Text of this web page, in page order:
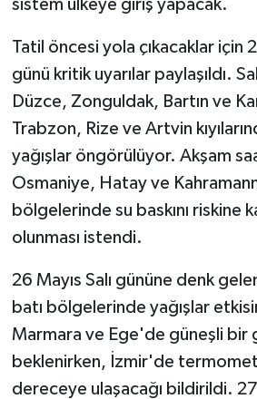
sistem ülkeye giriş yapacak.
Tatil öncesi yola çıkacaklar için
günü kritik uyarılar paylaşıldı.
Düzce, Zonguldak, Bartın ve
Trabzon, Rize ve Artvin
yağışlar öngörülüyor. Akşam
Osmaniye, Hatay ve
bölgelerinde su baskını riskine
olunması istendi.
26 Mayıs Salı gününe denk
batı bölgelerinde yağışlar
Marmara ve Ege'de güneşli bir
beklenirken, İzmir'de
dereceye ulaşacağı bildirildi.